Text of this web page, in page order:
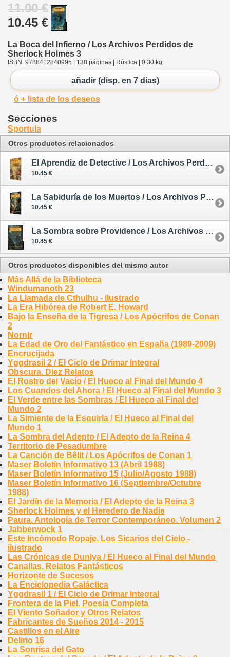
11.00 €
10.45 €
La Boca del Infierno / Los Archivos Perdidos de
Sherlock Holmes 3
ISBN: 9788412840995 | 138 páginas | Rústica | 0.30 kg
añadir (disp. en 7 días)
ó + lista de los deseos
Secciones
Sportula
Otros productos relacionados
El Aprendiz de Detective / Los Archivos Perdidos de Sherlock Holmes 1
10.45 €
La Sabiduría de los Muertos / Los Archivos Perdidos de Sherlock Holmes 2
10.45 €
La Sombra sobre Providence / Los Archivos Perdidos de Sherlock Holmes 4
10.45 €
Otros productos disponibles del mismo autor
Más Allá de la Biblioteca
Windumanoth 23
La Llamada de Cthulhu - ilustrado
La Era Hibórea de Robert E. Howard
Bajo la Enseña de la Tigresa / Los Apócrifos de Conan
2
Nornir
La Edad de Oro del Fantástico en España (1989-2009)
Encrucijada
Yggdrasil 2 / El Ciclo de Drimar Integral
Obscura. Diez Relatos
El Rostro del Vacío / El Hueco al Final del Mundo 4
Los Cuandos del Ahora / El Hueco al Final del Mundo 3
El Verde entre las Sombras / El Hueco al Final del
Mundo 2
La Simiente de la Esquirla / El Hueco al Final del
Mundo 1
La Sombra del Adepto / El Adepto de la Reina 4
Territorio de Pesadumbre
La Canción de Bêlit / Los Apócrifos de Conan 1
Maser Boletín Informativo 13 (Abril 1988)
Maser Boletín Informativo 15 (Julio/Agosto 1988)
Maser Boletín Informativo 16 (Septiembre/Octubre
1988)
El Jardín de la Memoria / El Adepto de la Reina 3
Sherlock Holmes y el Heredero de Nadie
Paura. Antología de Terror Contemporáneo. Volumen 2
Jabberwock 1
Este Incómodo Ropaje. Los Sicarios del Cielo -
ilustrado
Las Crónicas de Duniya / El Hueco al Final del Mundo
Canallas. Relatos Fantásticos
Horizonte de Sucesos
La Enciclopedia Galáctica
Yggdrasil 1 / El Ciclo de Drimar Integral
Frontera de la Piel. Poesía Completa
El Viento Soñador y Otros Relatos
Fabricantes de Sueños 2014 - 2015
Castillos en el Aire
Delirio 16
La Sonrisa del Gato